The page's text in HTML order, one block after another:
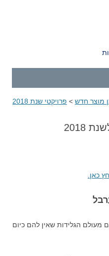
מוצר חדש > פרויקטי שנת 2018
2018
כאן.
מעולם הגלידות שאין להם כיום